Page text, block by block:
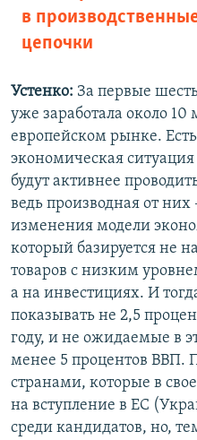
в
цепочки
Устенко: За первые
уже заработала около
европейском рынке.
экономическая
будут активнее
ведь производная от них
изменения модели
который базируется не
товаров с низким
а на инвестициях. И
показывать не 2,5
году, и не ожидаемые в
менее 5 процентов ВВП.
странами, которые в
на вступление в ЕС
среди кандидатов, но,